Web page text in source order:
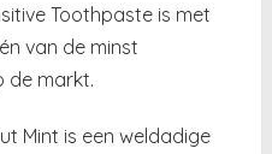
Toothpaste is met
van de minst
de markt.
Mint is een weldadige